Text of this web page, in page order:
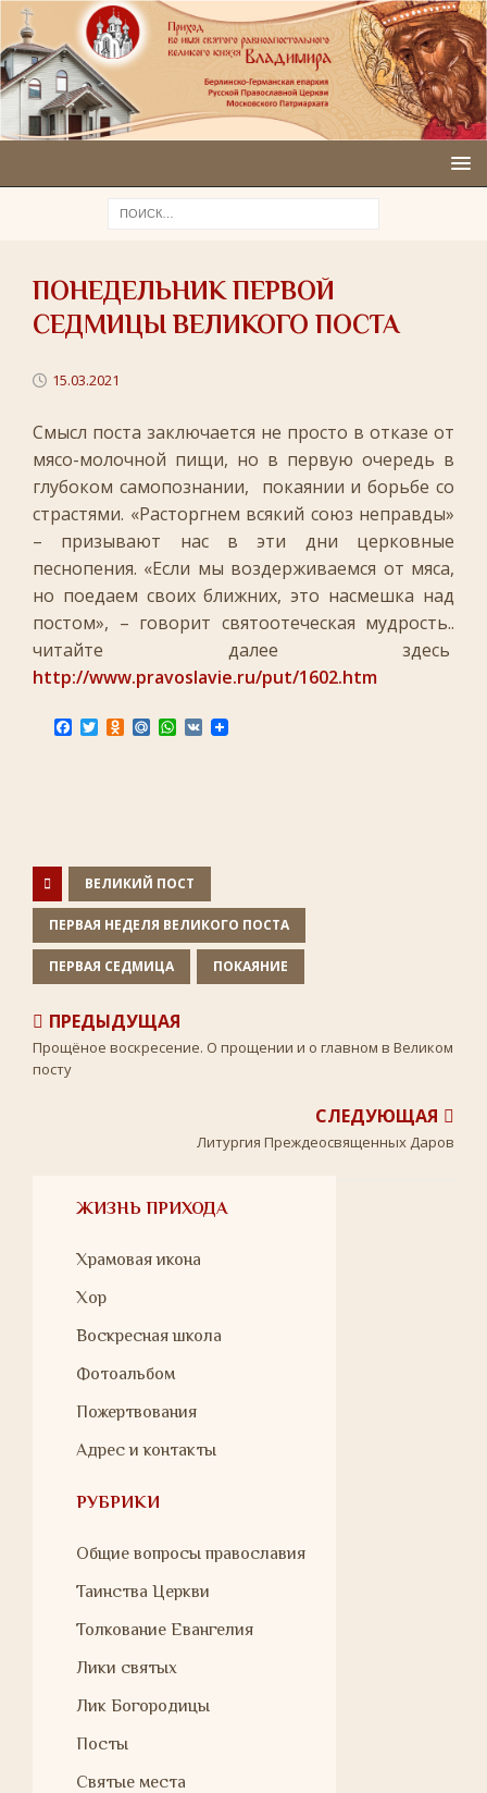
ПОНЕДЕЛЬНИК ПЕРВОЙ
СЕДМИЦЫ ВЕЛИКОГО ПОСТА
15.03.2021
Смысл поста заключается не просто в отказе от
мясо-молочной пищи, но в первую очередь в
глубоком самопознании, покаянии и борьбе со
страстями. «Расторгнем всякий союз неправды»
– призывают нас в эти дни церковные
песнопения. «Если мы воздерживаемся от мяса,
но поедаем своих ближних, это насмешка над
постом», – говорит святоотеческая мудрость..
читайте далее здесь
http://www.pravoslavie.ru/put/1602.htm
T O
s
n
i
k
i
M W V
ВЕЛИКИЙ ПОСТ
ПЕРВАЯ НЕДЕЛЯ ВЕЛИКОГО ПОСТА
ПЕРВАЯ СЕДМИЦА ПОКАЯНИЕ
ПРЕДЫДУЩАЯ
Прощёное воскресение. О прощении и о главном в Великом
посту
СЛЕДУЮЩАЯ
Литургия Преждеосвященных Даров
ЖИЗНЬ ПРИХОДА
Храмовая икона
Хор
Воскресная школа
Фотоальбом
Пожертвования
Адрес и контакты
РУБРИКИ
Общие вопросы православия
Таинства Церкви
Толкование Евангелия
Лики святых
Лик Богородицы
Посты
Святые места